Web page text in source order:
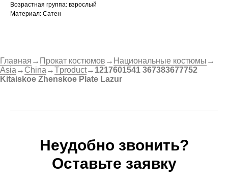
Возрастная группа: взрослый
Материал: Сатен
Главная → Прокат костюмов → Национальные костюмы →
Asia → China →Tproduct→ 1217601541 367383677752
Kitaiskoe Zhenskoe Plate Lazur
Неудобно звонить?
Оставьте заявку